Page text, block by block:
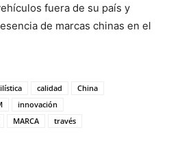
fuera de su país y
de marcas chinas en el
calidad
China
innovación
MARCA través